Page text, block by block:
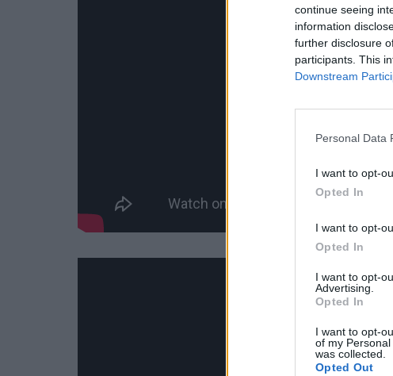
continue seeing
information
further disclosure
participants. This
Downstream
Personal Data
I want to opt-
Opted In
I want to opt-
Opted In
I want to opt-
Advertising.
Opted In
I want to opt-
of my
was collected.
Opted Out